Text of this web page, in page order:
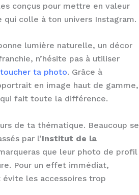
conçus pour mettre en valeur
colle à ton univers Instagram.
lumière naturelle, un décor
n’hésite pas à utiliser
ta photo. Grâce à
en image haut de gamme,
fait toute la différence.
de ta thématique. Beaucoup se
par l’Institut de la
que leur photo de profil
Pour un effet immédiat,
les accessoires trop